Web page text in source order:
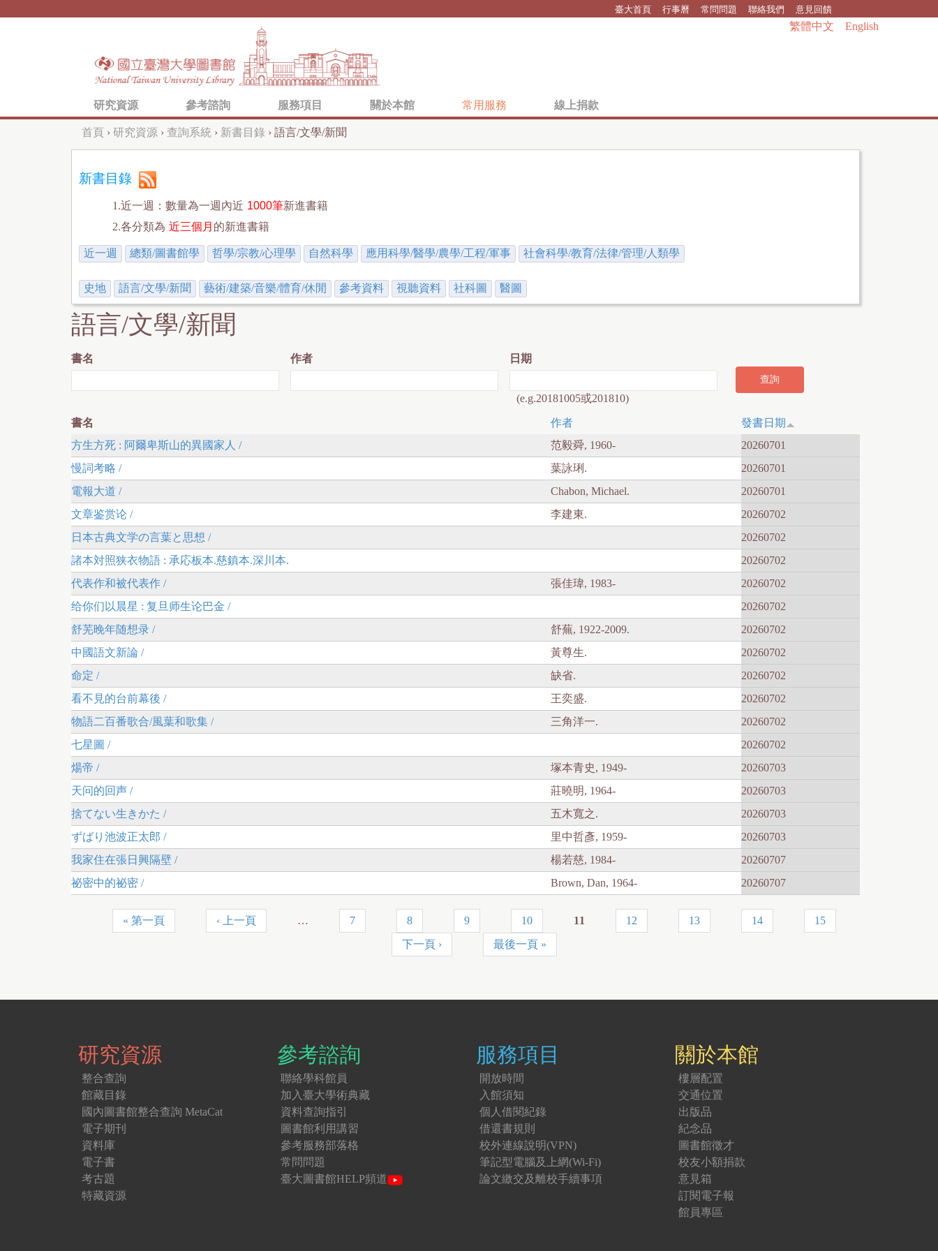
臺大首頁 行事曆 常問問題 聯絡我們 意見回饋
繁體中文 English
研究資源 參考諮詢 服務項目 關於本館 常用服務 線上捐款
您
在
首頁 › 研究資源 › 查詢系統 › 新書目錄 › 語言/文學/新聞
新書目錄
1.近一週：數量為一週內近 1000筆新進書籍
2.各分類為 近三個月 的新進書籍
近一週 總類/圖書館學 哲學/宗教/心理學 自然科學 應用科學/醫學/農學/工程/軍事 社會科學/教育/法律/管理/人類學
史地 語言/文學/新聞 藝術/建築/音樂/體育/休閒 參考資料 視聽資料 社科圖 醫圖
語言/文學/新聞
書名 作者 日期
(e.g.20181005或201810)
書名 作者
發書日期
方生方死 : 阿爾卑斯山的異國家人 /
范毅舜, 1960-
20260701
慢詞考略 /
葉詠琍.
20260701
電報大道 /
Chabon, Michael.
20260701
文章鉴赏论 /
李建東.
20260702
日本古典文学の言葉と思想 /
20260702
諸本対照狭衣物語 : 承応板本.慈鎮本.深川本.
20260702
代表作和被代表作 /
張佳瑋, 1983-
20260702
给你们以晨星 : 复旦师生论巴金 /
20260702
舒芜晚年随想录 /
舒蕪, 1922-2009.
20260702
中國語文新論 /
黃尊生.
20260702
命定 /
缺省.
20260702
看不見的台前幕後 /
王奕盛.
20260702
物語二百番歌合/風葉和歌集 /
三角洋一.
20260702
七星圖 /
20260702
煬帝 /
塚本青史, 1949-
20260703
天问的回声 /
莊曉明, 1964-
20260703
捨てない生きかた /
五木寬之.
20260703
ずばり池波正太郎 /
里中哲彥, 1959-
20260703
我家住在張日興隔壁 /
楊若慈, 1984-
20260707
祕密中的祕密 /
Brown, Dan, 1964- 20260707
« 第一頁 ‹ 上一頁 … 7 8 9 10 11 12 13 14
15
下一頁 ›
最後一頁 »
研究資源
整合查詢
館藏目錄
國內圖書館整合查詢 MetaCat
電子期刊
資料庫
電子書
考古題
特藏資源
參考諮詢
聯絡學科館員
加入臺大學術典藏
資料查詢指引
圖書館利用講習
參考服務部落格
常問問題
臺大圖書館HELP頻道
服務項目
開放時間
入館須知
個人借閱紀錄
借還書規則
校外連線說明(VPN)
筆記型電腦及上網(Wi-Fi)
論文繳交及離校手續事項
關於本館
樓層配置
交通位置
出版品
紀念品
圖書館徵才
校友小額捐款
意見箱
訂閱電子報
館員專區